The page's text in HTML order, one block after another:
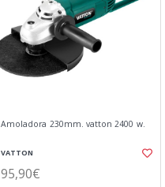
Amoladora 230mm. vatton 2400 w.
VATTON
95,90€